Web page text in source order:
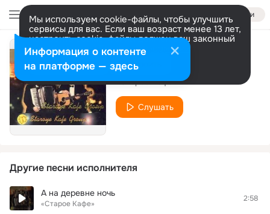
Войти
Мы используем cookie-файлы, чтобы улучшить
сервисы для вас. Если ваш возраст менее 13 лет,
настроить cookie-файлы должен ваш законный
представитель. Больше информации
Разрешить все Настроить
Мои друзья
«Старое Кафе»
Слушать
Другие песни исполнителя
А на деревне ночь
«Старое Кафе»
2:58
Информация о контенте
на платформе — здесь